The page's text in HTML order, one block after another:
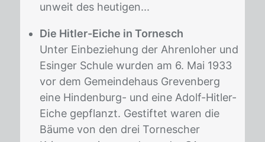
unweit des heutigen...
Die Hitler-Eiche in Tornesch
Unter Einbeziehung der Ahrenloher und
Esinger Schule wurden am 6. Mai 1933
vor dem Gemeindehaus Grevenberg
eine Hindenburg- und eine Adolf-Hitler-
Eiche gepflanzt. Gestiftet waren die
Bäume von den drei Tornescher